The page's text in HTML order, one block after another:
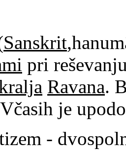
Sanskrit
pri
Ravana.
je
-